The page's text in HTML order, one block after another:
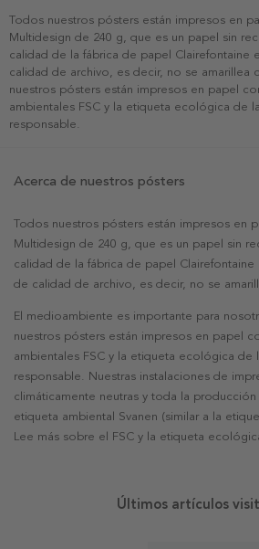
Todos nuestros pósters están impresos en
Multidesign de 240 g, que es un papel sin
calidad de la fábrica de papel Clairefontaine
calidad de archivo, es decir, no se amarillea
nuestros pósters están impresos en papel
ambientales FSC y la etiqueta ecológica de
responsable.
Acerca de nuestros pósters
Todos nuestros pósters están impresos en
Multidesign de 240 g, que es un papel sin
calidad de la fábrica de papel Clairefontaine
de calidad de archivo, es decir, no se
El medioambiente es importante para
nuestros pósters están impresos en papel
ambientales FSC y la etiqueta ecológica de
responsable. Nuestras instalaciones de
climáticamente neutras y toda la
etiqueta ambiental Svanen (similar a la
Lee más sobre el FSC y la etiqueta
Últimos artículos